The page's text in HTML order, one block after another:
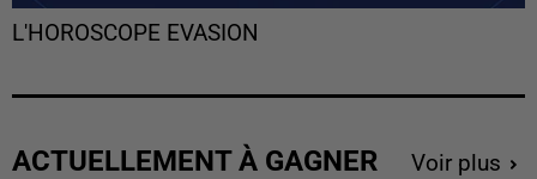
L'HOROSCOPE EVASION
ACTUELLEMENT À GAGNER Voir plus